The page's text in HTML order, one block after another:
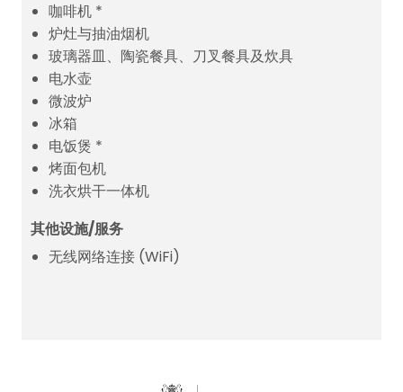
咖啡机 *
炉灶与抽油烟机
玻璃器皿、陶瓷餐具、刀叉餐具及炊具
电水壶
微波炉
冰箱
电饭煲 *
烤面包机
洗衣烘干一体机
其他设施/服务
无线网络连接 (WiFi)